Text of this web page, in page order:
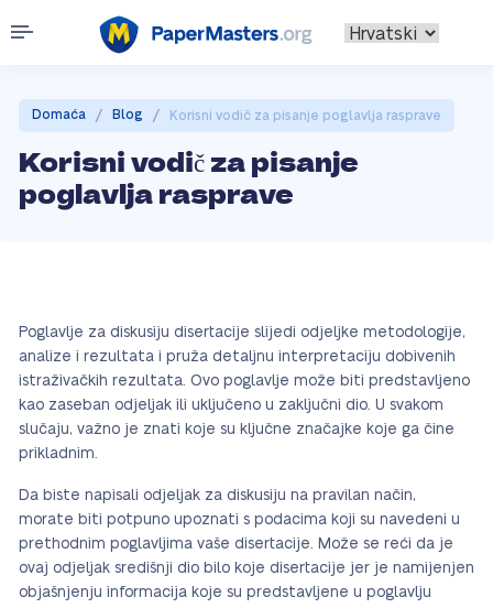
Domaća / Blog / Korisni vodič za pisanje poglavlja rasprave
Korisni vodič za pisanje
poglavlja rasprave
Poglavlje za diskusiju disertacije slijedi odjeljke metodologije,
analize i rezultata i pruža detaljnu interpretaciju dobivenih
istraživačkih rezultata. Ovo poglavlje može biti predstavljeno
kao zaseban odjeljak ili uključeno u zaključni dio. U svakom
slučaju, važno je znati koje su ključne značajke koje ga čine
prikladnim.
Da biste napisali odjeljak za diskusiju na pravilan način,
morate biti potpuno upoznati s podacima koji su navedeni u
prethodnim poglavljima vaše disertacije. Može se reći da je
ovaj odjeljak središnji dio bilo koje disertacije jer je namijenjen
objašnjenju informacija koje su predstavljene u poglavlju